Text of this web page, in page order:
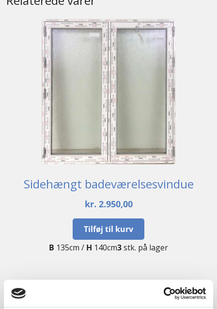
Sidehængt badeværelsesvindue
kr. 2.950,00
Tilføj til kurv
B 135cm / H 140cm3stk. på lager